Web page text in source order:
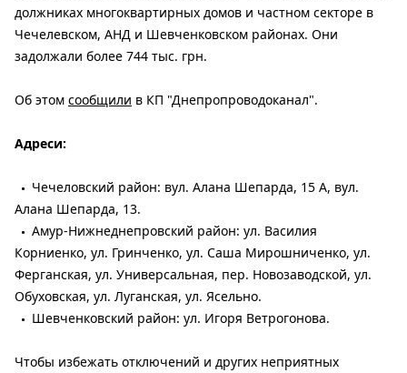
должниках многоквартирных домов и частном секторе в
Чечелевском, АНД и Шевченковском районах. Они
задолжали более 744 тыс. грн.
Об этом сообщили в КП "Днепропроводоканал".
Адреси:
Чечеловский район: вул. Алана Шепарда, 15 А, вул.
Алана Шепарда, 13.
Амур-Нижнеднепровский район: ул. Василия
Корниенко, ул. Гринченко, ул. Саша Мирошниченко, ул.
Ферганская, ул. Универсальная, пер. Новозаводской, ул.
Обуховская, ул. Луганская, ул. Ясельно.
Шевченковский район: ул. Игоря Ветрогонова.
Чтобы избежать отключений и других неприятных